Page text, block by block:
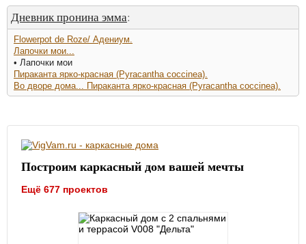
Дневник пронина эмма:
Flowerpot de Roze/ Адениум.
Лапочки мои...
• Лапочки мои
Пираканта ярко-красная (Pyracantha coccinea).
Во дворе дома... Пираканта ярко-красная (Pyracantha coccinea).
Построим каркасный дом вашей мечты
Ещё 677 проектов